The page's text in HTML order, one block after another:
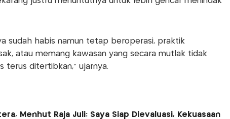
sudah habis namun tetap beroperasi, praktik
atau memang kawasan yang secara mutlak tidak
terus ditertibkan,” ujarnya.
Menhut Raja Juli: Saya Siap Dievaluasi, Kekuasaan